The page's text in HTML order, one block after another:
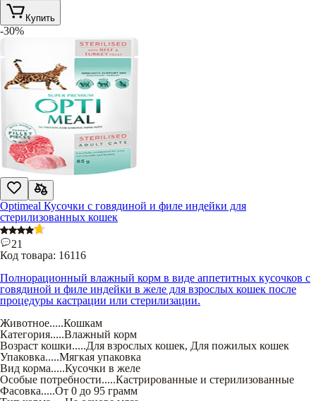
Купить
-30%
Optimeal Кусочки с говядиной и филе индейки для
стерилизованных кошек
21
Код товара: 16116
Полнорационный влажный корм в виде аппетитных кусочков с
говядиной и филе индейки в желе для взрослых кошек после
процедуры кастрации или стерилизации.
Животное.....Кошкам
Категория.....Влажный корм
Возраст кошки.....Для взрослых кошек, Для пожилых кошек
Упаковка.....Мягкая упаковка
Вид корма.....Кусочки в желе
Особые потребности.....Кастрированные и стерилизованные
Фасовка.....От 0 до 95 грамм